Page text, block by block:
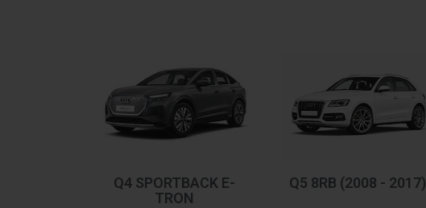
Q4 SPORTBACK E-
TRON
Q5 8RB (2008 - 2017)